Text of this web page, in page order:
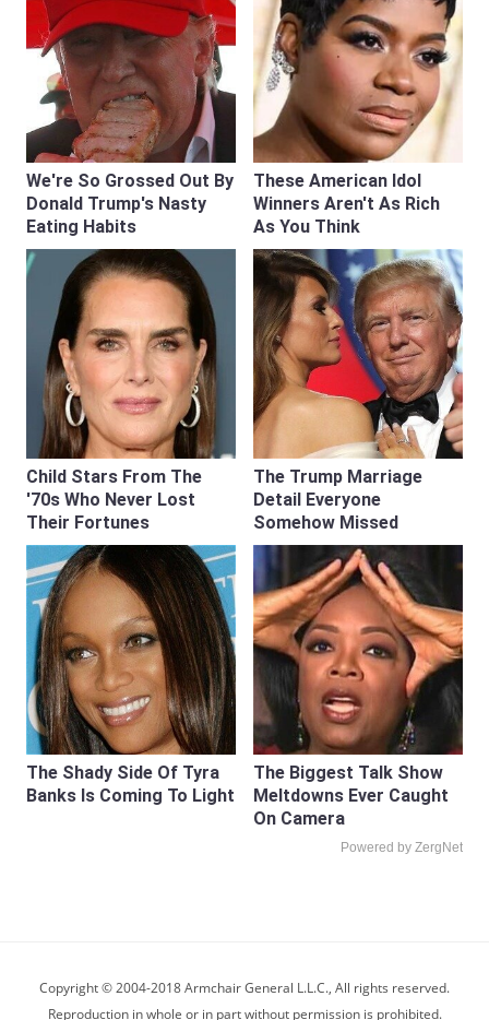
We're So Grossed Out By
Donald Trump's Nasty
Eating Habits
These American Idol
Winners Aren't As Rich
As You Think
Child Stars From The
'70s Who Never Lost
Their Fortunes
The Trump Marriage
Detail Everyone
Somehow Missed
The Shady Side Of Tyra
Banks Is Coming To Light
The Biggest Talk Show
Meltdowns Ever Caught
On Camera
Powered by ZergNet
Copyright © 2004-2018 Armchair General L.L.C., All rights reserved.
Reproduction in whole or in part without permission is prohibited.